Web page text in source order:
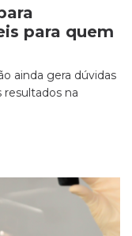
para quem
ainda gera dúvidas
na